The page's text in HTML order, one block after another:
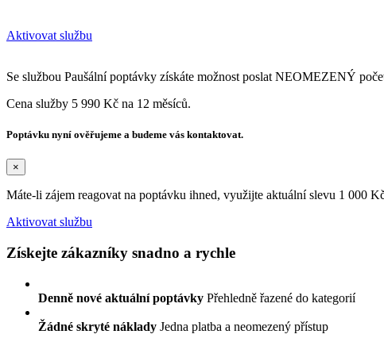
Aktivovat službu
Se službou Paušální poptávky získáte možnost poslat NEOMEZENÝ
Cena služby 5 990 Kč na 12 měsíců.
Poptávku nyní ověřujeme a budeme vás kontaktovat.
×
Máte-li zájem reagovat na poptávku ihned, využijte aktuální slevu 1 000
Aktivovat službu
Získejte zákazníky snadno a rychle
Denně nové aktuální poptávky Přehledně řazené do kategorií
Žádné skryté náklady Jedna platba a neomezený přístup